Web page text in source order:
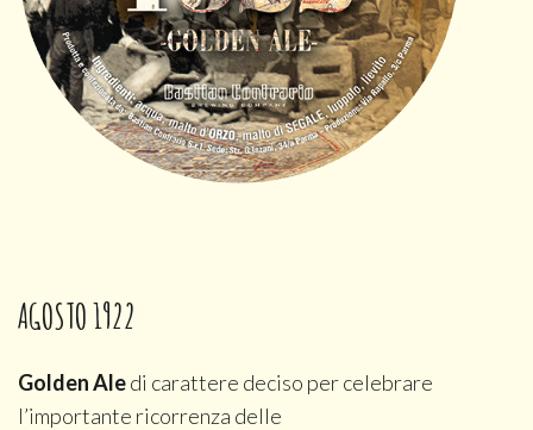
AGOSTO 1922
Golden Aledi carattere deciso per celebrare
l’importante ricorrenza delle